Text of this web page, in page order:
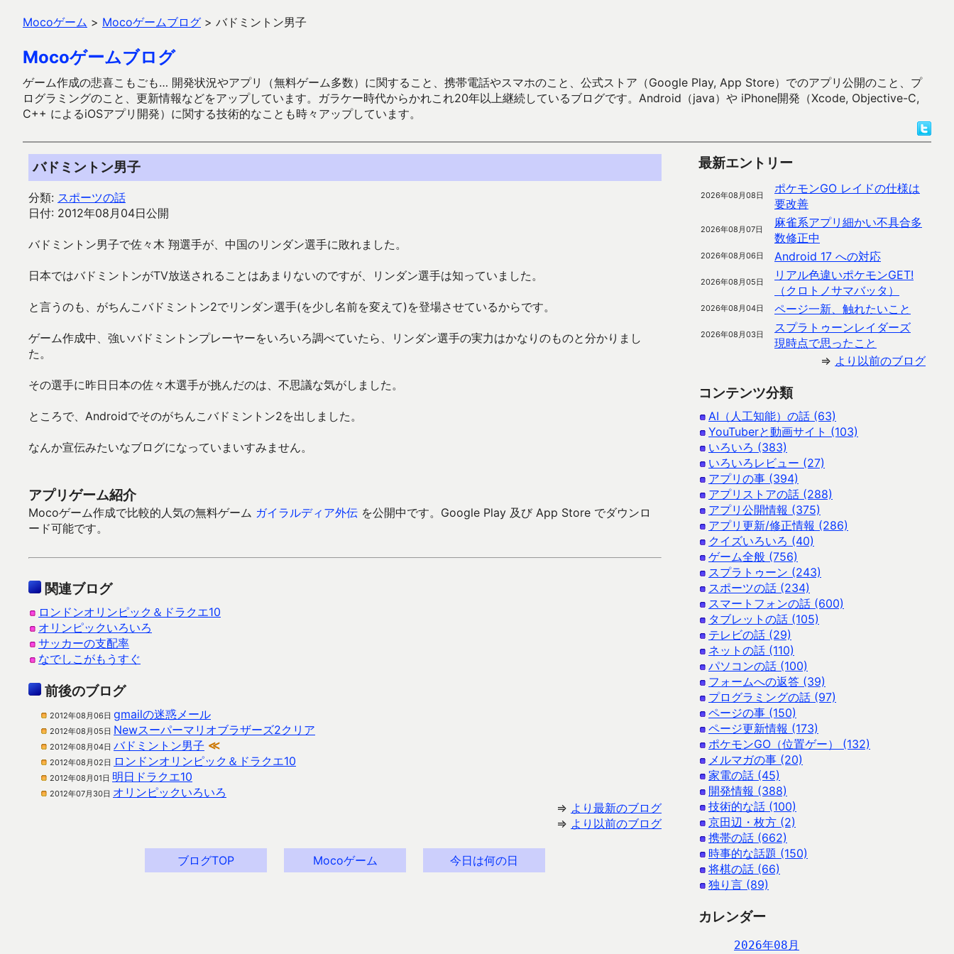
Mocoゲーム > Mocoゲームブログ > バドミントン男子
Mocoゲームブログ
ゲーム作成の悲喜こもごも… 開発状況やアプリ（無料ゲーム多数）に関すること、携帯電話やスマホのこと、公式ストア（Google Play, App Store）でのアプリ公開のこと、プ
ログラミングのこと、更新情報などをアップしています。ガラケー時代からかれこれ20年以上継続しているブログです。Android（java）や iPhone開発（Xcode, Objective-C,
C++ によるiOSアプリ開発）に関する技術的なことも時々アップしています。
バドミントン男子
分類: スポーツの話
日付: 2012年08月04日公開
バドミントン男子で佐々木 翔選手が、中国のリンダン選手に敗れました。
日本ではバドミントンがTV放送されることはあまりないのですが、リンダン選手は知っていました。
と言うのも、がちんこバドミントン2でリンダン選手(を少し名前を変えて)を登場させているからです。
ゲーム作成中、強いバドミントンプレーヤーをいろいろ調べていたら、リンダン選手の実力はかなりのものと分かりまし
た。
その選手に昨日日本の佐々木選手が挑んだのは、不思議な気がしました。
ところで、Androidでそのがちんこバドミントン2を出しました。
なんか宣伝みたいなブログになっていまいすみません。
アプリゲーム紹介
Mocoゲーム作成で比較的人気の無料ゲーム ガイラルディア外伝 を公開中です。Google Play 及び App Store でダウンロ
ード可能です。
関連ブログ
ロンドンオリンピック＆ドラクエ10
オリンピックいろいろ
サッカーの支配率
なでしこがもうすぐ
前後のブログ
2012年08月06日 gmailの迷惑メール
2012年08月05日 Newスーパーマリオブラザーズ2クリア
2012年08月04日 バドミントン男子 ≪
2012年08月02日 ロンドンオリンピック＆ドラクエ10
2012年08月01日 明日ドラクエ10
2012年07月30日 オリンピックいろいろ
⇒ より最新のブログ
⇒ より以前のブログ
ブログTOP Mocoゲーム 今日は何の日
最新エントリー
2026年08月08日
ポケモンGO レイドの仕様は
要改善
2026年08月07日
麻雀系アプリ細かい不具合多
数修正中
2026年08月06日 Android 17 への対応
2026年08月05日
リアル色違いポケモンGET!
（クロトノサマバッタ）
2026年08月04日 ページ一新、触れたいこと
2026年08月03日
スプラトゥーンレイダーズ
現時点で思ったこと
⇒ より以前のブログ
コンテンツ分類
AI（人工知能）の話 (63)
YouTuberと動画サイト (103)
いろいろ (383)
いろいろレビュー (27)
アプリの事 (394)
アプリストアの話 (288)
アプリ公開情報 (375)
アプリ更新/修正情報 (286)
クイズいろいろ (40)
ゲーム全般 (756)
スプラトゥーン (243)
スポーツの話 (234)
スマートフォンの話 (600)
タブレットの話 (105)
テレビの話 (29)
ネットの話 (110)
パソコンの話 (100)
フォームへの返答 (39)
プログラミングの話 (97)
ページの事 (150)
ページ更新情報 (173)
ポケモンGO（位置ゲー） (132)
メルマガの事 (20)
家電の話 (45)
開発情報 (388)
技術的な話 (100)
京田辺・枚方 (2)
携帯の話 (662)
時事的な話題 (150)
将棋の話 (66)
独り言 (89)
カレンダー
2026年08月